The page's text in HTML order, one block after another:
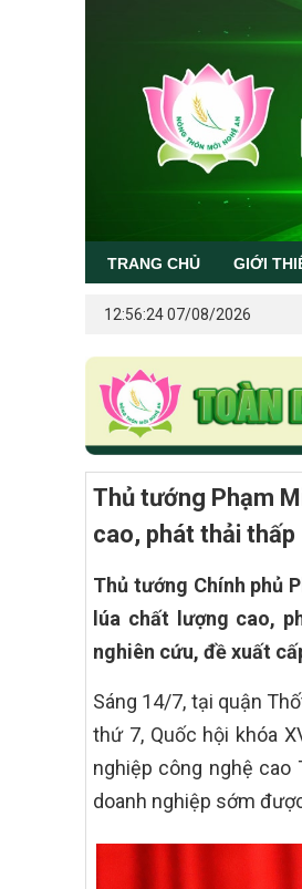
TRANG CHỦ GIỚI
12:56:24 07/08/2026
Thủ tướng Phạm
cao, phát thải thấp
Thủ tướng Chính phủ
lúa chất lượng cao,
nghiên cứu, đề xuất
Sáng 14/7, tại quận
thứ 7, Quốc hội khóa
nghiệp công nghệ cao
doanh nghiệp sớm